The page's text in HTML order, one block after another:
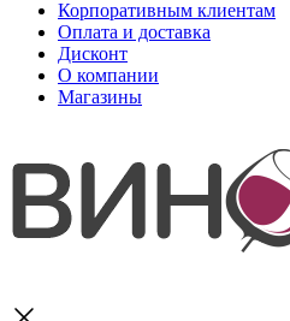
Корпоративным клиентам
Оплата и доставка
Дисконт
О компании
Магазины